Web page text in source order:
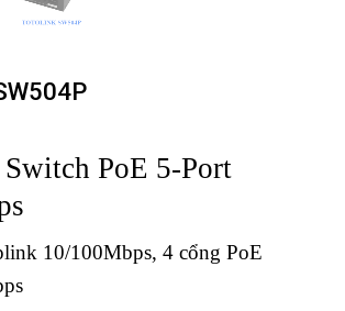
Switch PoE 5-Port
10/100Mbps, 4 cổng PoE